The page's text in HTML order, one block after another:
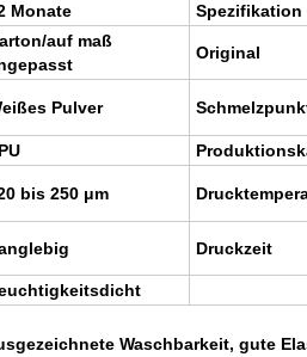
Monate Spezifikation
auf maß
Original
Pulver
bis 250 μm
Druckzeit
Waschbarkeit, gute